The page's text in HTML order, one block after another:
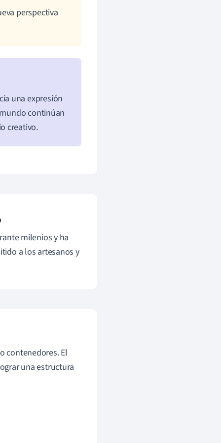
perspectiva
una expresión
continúan
creativo.
milenios y ha
a los artesanos y
contenedores. El
una estructura